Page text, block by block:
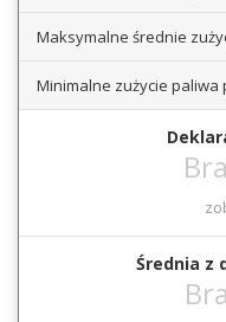
Średnia z
Maksymalne średnie
Minimalne zużycie paliwa